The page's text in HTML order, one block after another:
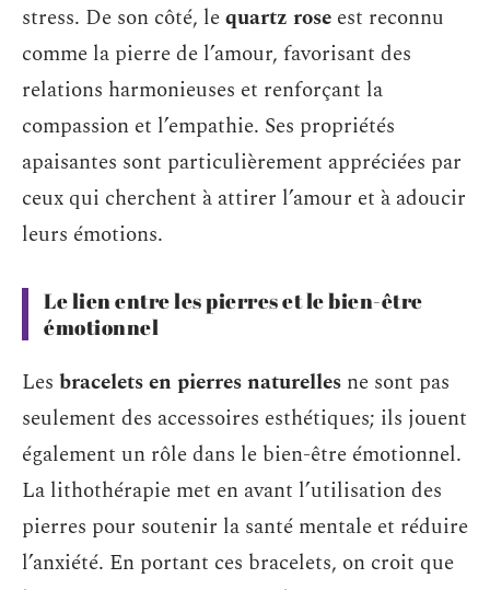
stress. De son côté, lequartz rose est reconnu
comme la pierre de l’amour, favorisant des
relations harmonieuses et renforçant la
compassion et l’empathie. Ses propriétés
apaisantes sont particulièrement appréciées par
ceux qui cherchent à attirer l’amour et à adoucir
leurs émotions.
Le lien entre les pierres et le bien-être
émotionnel
Les bracelets en pierres naturelles ne sont pas
seulement des accessoires esthétiques; ils jouent
également un rôle dans le bien-être émotionnel.
La lithothérapie met en avant l’utilisation des
pierres pour soutenir la santé mentale et réduire
l’anxiété. En portant ces bracelets, on croit que